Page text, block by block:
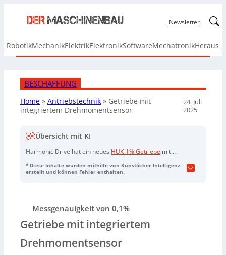
Newsletter
RobotikMechanikElektrikElektronikSoftwareMechatronik
BESCHAFFUNG
Home » Antriebstechnik » Getriebe mit
integriertem Drehmomentsensor
24. Juli
2025
Übersicht mit KI
Harmonic Drive hat ein neues HUK-1% Getriebe mit
spielfreie Bewegung mit präziser Lasterfassung
System bietet eine Messgenauigkeit von 0,1% und eine
Systemgenauigkeit von 1%, ideal für präzise
Achslaststeuerung in montagekritischen Anwendungen.
Die kompakte Integration verbessert die sensitive
Steuerung und Sicherheit bei präzisen Bewegungen.
* Diese Inhalte wurden mithilfe von Künstlicher Intelligenz
erstellt und können Fehler enthalten.
Messgenauigkeit von 0,1%
Getriebe mit integriertem
Drehmomentsensor